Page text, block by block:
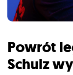
Powrót
Schulz